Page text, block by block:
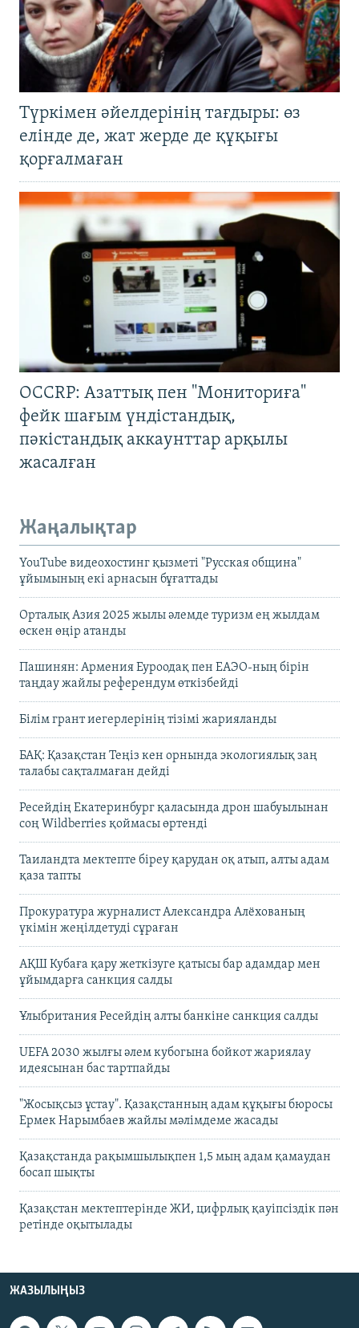
Түркімен әйелдерінің тағдыры: өз
елінде де, жат жерде де құқығы
қорғалмаған
OCCRP: Азаттық пен "Мониториға"
фейк шағым үндістандық,
пәкістандық аккаунттар арқылы
жасалған
Жаңалықтар
YouTube видеохостинг қызметі "Русская община"
ұйымының екі арнасын бұғаттады
Орталық Азия 2025 жылы әлемде туризм ең жылдам
өскен өңір атанды
Пашинян: Армения Еуроодақ пен ЕАЭО-ның бірін
таңдау жайлы референдум өткізбейді
Білім грант иегерлерінің тізімі жарияланды
БАҚ: Қазақстан Теңіз кен орнында экологиялық заң
талабы сақталмаған дейді
Ресейдің Екатеринбург қаласында дрон шабуылынан
соң Wildberries қоймасы өртенді
Таиландта мектепте біреу қарудан оқ атып, алты адам
қаза тапты
Прокуратура журналист Александра Алёхованың
үкімін жеңілдетуді сұраған
АҚШ Кубаға қару жеткізуге қатысы бар адамдар мен
ұйымдарға санкция салды
Ұлыбритания Ресейдің алты банкіне санкция салды
UEFA 2030 жылғы әлем кубогына бойкот жариялау
идеясынан бас тартпайды
"Жосықсыз ұстау". Қазақстанның адам құқығы бюросы
Ермек Нарымбаев жайлы мәлімдеме жасады
Қазақстанда рақымшылықпен 1,5 мың адам қамаудан
босап шықты
Қазақстан мектептерінде ЖИ, цифрлық қауіпсіздік пән
ретінде оқытылады
ЖАЗЫЛЫҢЫЗ